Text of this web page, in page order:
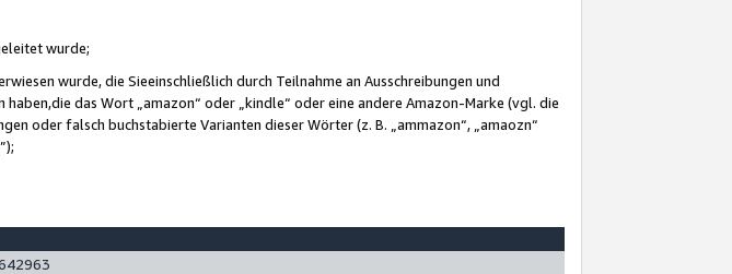
wurde;
wurde, die Sieeinschließlich durch Teilnahme an Ausschreibungen und
das Wort „amazon“ oder „kindle“ oder eine andere Amazon-Marke (vgl. die
oder falsch buchstabierte Varianten dieser Wörter (z. B. „ammazon“, „amaozn“
”);